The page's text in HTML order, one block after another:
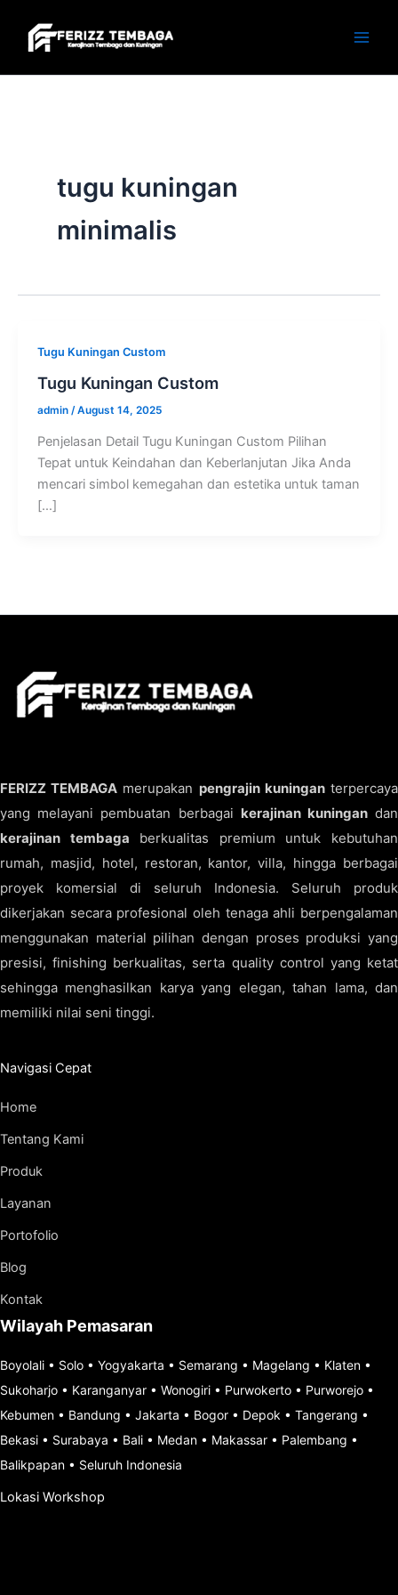
content
tugu kuningan
minimalis
Tugu Kuningan Custom
Tugu Kuningan Custom
admin /August 14, 2025
Penjelasan Detail Tugu Kuningan Custom Pilihan
Tepat untuk Keindahan dan Keberlanjutan Jika Anda
mencari simbol kemegahan dan estetika untuk taman
[…]
FERIZZ TEMBAGA merupakan pengrajin kuninganterpercaya
yang melayani pembuatan berbagai kerajinan kuningandan
kerajinan tembaga berkualitas premium untuk kebutuhan
rumah, masjid, hotel, restoran, kantor, villa, hingga berbagai
proyek komersial di seluruh Indonesia. Seluruh produk
dikerjakan secara profesional oleh tenaga ahli berpengalaman
menggunakan material pilihan dengan proses produksi yang
presisi, finishing berkualitas, serta quality control yang ketat
sehingga menghasilkan karya yang elegan, tahan lama, dan
memiliki nilai seni tinggi.
Navigasi Cepat
Home
Tentang Kami
Produk
Layanan
Portofolio
Blog
Kontak
Wilayah Pemasaran
Boyolali • Solo • Yogyakarta • Semarang • Magelang • Klaten •
Sukoharjo • Karanganyar • Wonogiri • Purwokerto • Purworejo •
Kebumen • Bandung • Jakarta • Bogor • Depok • Tangerang •
Bekasi • Surabaya • Bali • Medan • Makassar • Palembang •
Balikpapan • Seluruh Indonesia
Lokasi Workshop